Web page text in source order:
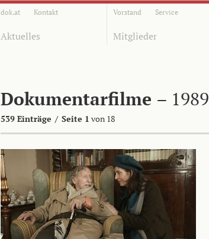
dok.at Kontakt Vorstand Service
Aktuelles Mitglieder
Dokumentarfilme – 1989
539 Einträge / Seite 1 von 18